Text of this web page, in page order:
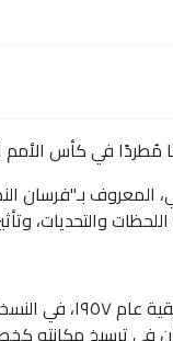
في كأس الأمم
المعروف بـ"فرسان
والتحديات،
كان أول ظهور